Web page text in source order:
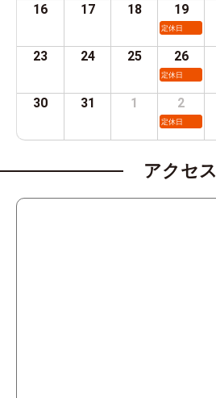
16 17 18 19
定休日
23 24 25 26
定休日
30 31 1 2
定休日
アクセス